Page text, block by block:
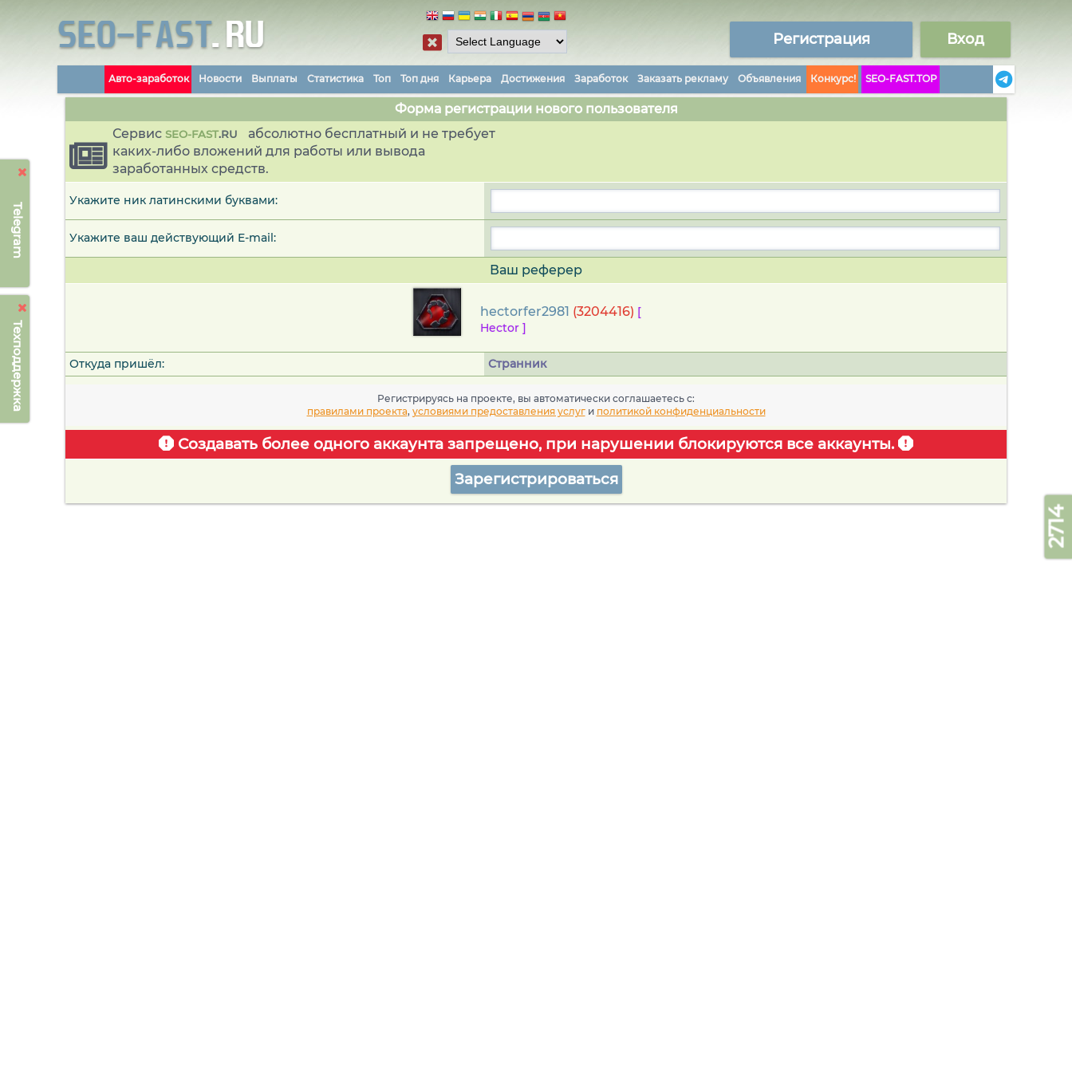
Telegram
Техподдержка
Регистрация Вход
Авто-заработок Новости Выплаты Статистика Топ Топ дня Карьера Достижения Заработок Заказать рекламу Объявления Конкурс! SEO-FAST.TOP
Форма регистрации нового пользователя
Сервис SEO-FAST.RU
абсолютно бесплатный и не требует
каких-либо вложений для работы или вывода
заработанных средств.
Укажите ник латинскими буквами:
Укажите ваш действующий E-mail:
Ваш реферер
hectorfer2981 (3204416) [
Hector ]
Откуда пришёл: Странник
Регистрируясь на проекте, вы автоматически соглашаетесь c:
правилами проекта, условиями предоставления услуги политикой конфиденциальности
Создавать более одного аккаунта запрещено, при нарушении блокируются все аккаунты.
Зарегистрироваться
2714